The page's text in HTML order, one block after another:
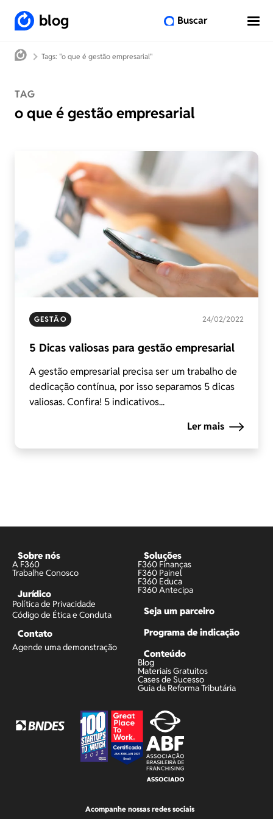
blog Buscar
Tags: "o que é gestão empresarial"
TAG
o que é gestão empresarial
GESTÃO 24/02/2022
5 Dicas valiosas para gestão empresarial
A gestão empresarial precisa ser um trabalho de
dedicação contínua, por isso separamos 5 dicas
valiosas. Confira! 5 indicativos...
Ler mais
Sobre nós
A F360
Trabalhe Conosco
Jurídico
Política de Privacidade
Código de Ética e Conduta
Contato
Agende uma demonstração
Soluções
F360 Finanças
F360 Painel
F360 Educa
F360 Antecipa
Seja um parceiro
Programa de indicação
Conteúdo
Blog
Materiais Gratuitos
Cases de Sucesso
Guia da Reforma Tributária
Acompanhe nossas redes sociais